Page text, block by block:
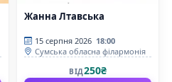
Жанна Лтавська
15 серпня 2026 18:00
Сумська обласна філармонія
ВІД250₴